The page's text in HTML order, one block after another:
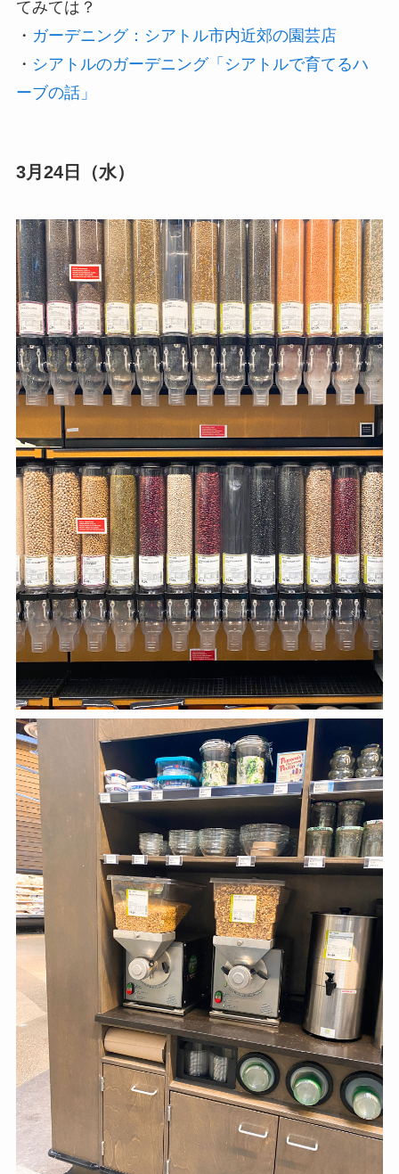
てみては？
・ ガーデニング：シアトル市内近郊の園芸店
・ シアトルのガーデニング「シアトルで育てるハ
ーブの話」
3月24日（水）